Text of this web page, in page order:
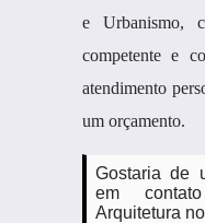
e Urbanismo,
competente e
atendimento
um orçamento.
Gostaria de
em
Arquitetura